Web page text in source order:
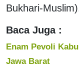
Bukhari-
Baca Juga :
Enam Pevoli
Jawa Barat